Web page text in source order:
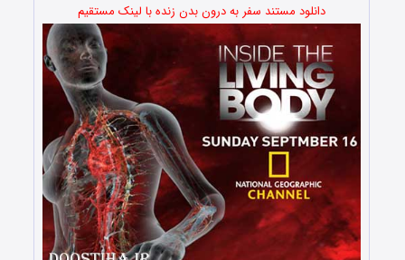
دانلود مستند سفر به درون بدن زنده با لینک مستقیم